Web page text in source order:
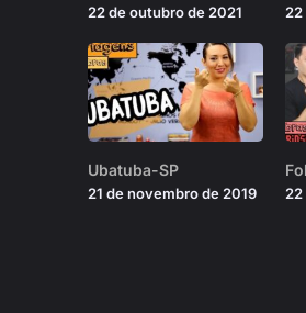
22 de outubro de 2021 22
Ubatuba-SP
21 de novembro de 2019